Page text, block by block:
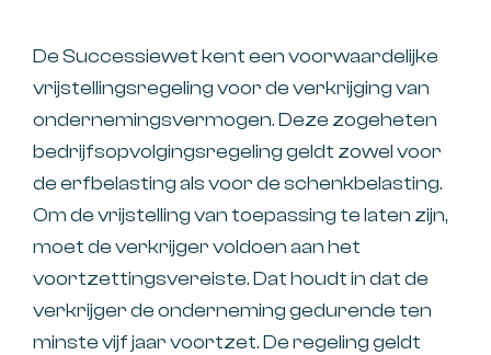
De Successiewet kent een voorwaardelijke
vrijstellingsregeling voor de verkrijging van
ondernemingsvermogen. Deze zogeheten
bedrijfsopvolgingsregeling geldt zowel voor
de erfbelasting als voor de schenkbelasting.
Om de vrijstelling van toepassing te laten zijn,
moet de verkrijger voldoen aan het
voortzettingsvereiste. Dat houdt in dat de
verkrijger de onderneming gedurende ten
minste vijf jaar voortzet. De regeling geldt